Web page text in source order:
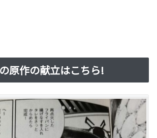
原作の献立はこちら!